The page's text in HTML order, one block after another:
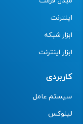
اینترنت
ابزار شبکه
ابزار اینترنت
کاربردی
سیستم عامل
لینوکس